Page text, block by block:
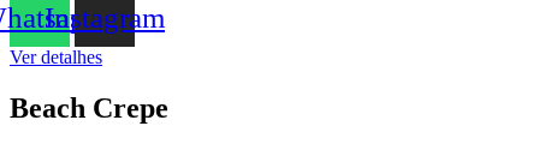
Instagram
Ver detalhes
Beach Crepe